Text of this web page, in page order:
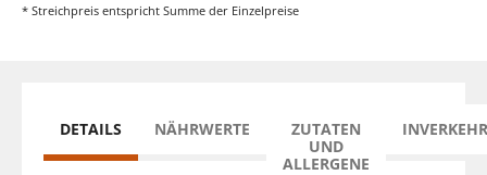
* Streichpreis entspricht Summe der Einzelpreise
DETAILS NÄHRWERTE
ZUTATEN
UND
ALLERGENE